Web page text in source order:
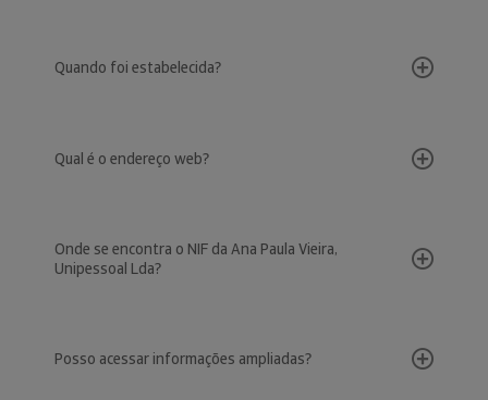
Quando foi estabelecida?
Qual é o endereço web?
Onde se encontra o NIF da Ana Paula Vieira,
Unipessoal Lda?
Posso acessar informações ampliadas?